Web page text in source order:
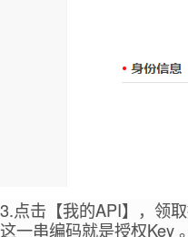
3.点击【我的API】，领
这一串编码就是授权Key